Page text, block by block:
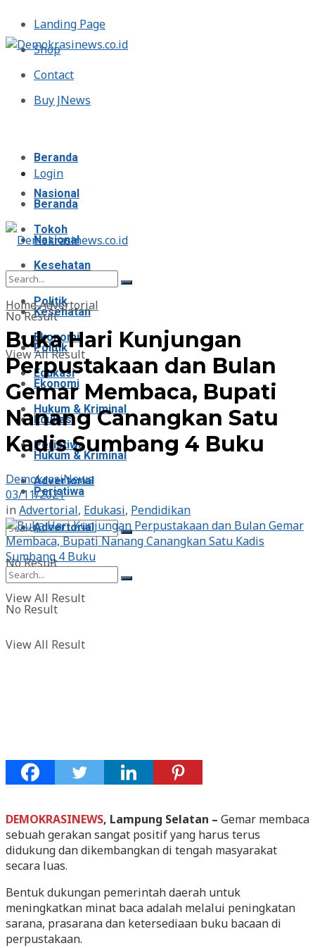
Landing Page
Shop
Contact
Buy JNews
Login
Beranda
Nasional
Tokoh
Kesehatan
Politik
Ekonomi
Edukasi
Hukum & Kriminal
Peristiwa
Advertorial
No Result
View All Result
Beranda
Nasional
Tokoh
Kesehatan
Politik
Ekonomi
Edukasi
Hukum & Kriminal
Peristiwa
Advertorial
No Result
View All Result
No Result
View All Result
HomeAdvertorial
Buka Hari Kunjungan
Perpustakaan dan Bulan
Gemar Membaca, Bupati
Nanang Canangkan Satu
Kadis Sumbang 4 Buku
DemokrasiNews
03/11/2021
in Advertorial, Edukasi, Pendidikan
DEMOKRASINEWS, Lampung Selatan – Gemar membaca
sebuah gerakan sangat positif yang harus terus
didukung dan dikembangkan di tengah masyarakat
secara luas.
Bentuk dukungan pemerintah daerah untuk
meningkatkan minat baca adalah melalui peningkatan
sarana, prasarana dan ketersediaan buku bacaan di
perpustakaan.